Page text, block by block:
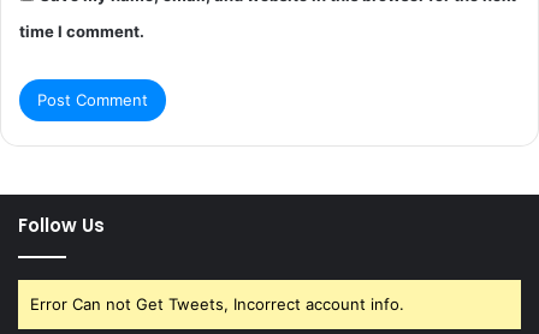
time I comment.
Follow Us
Error Can not Get Tweets, Incorrect account info.